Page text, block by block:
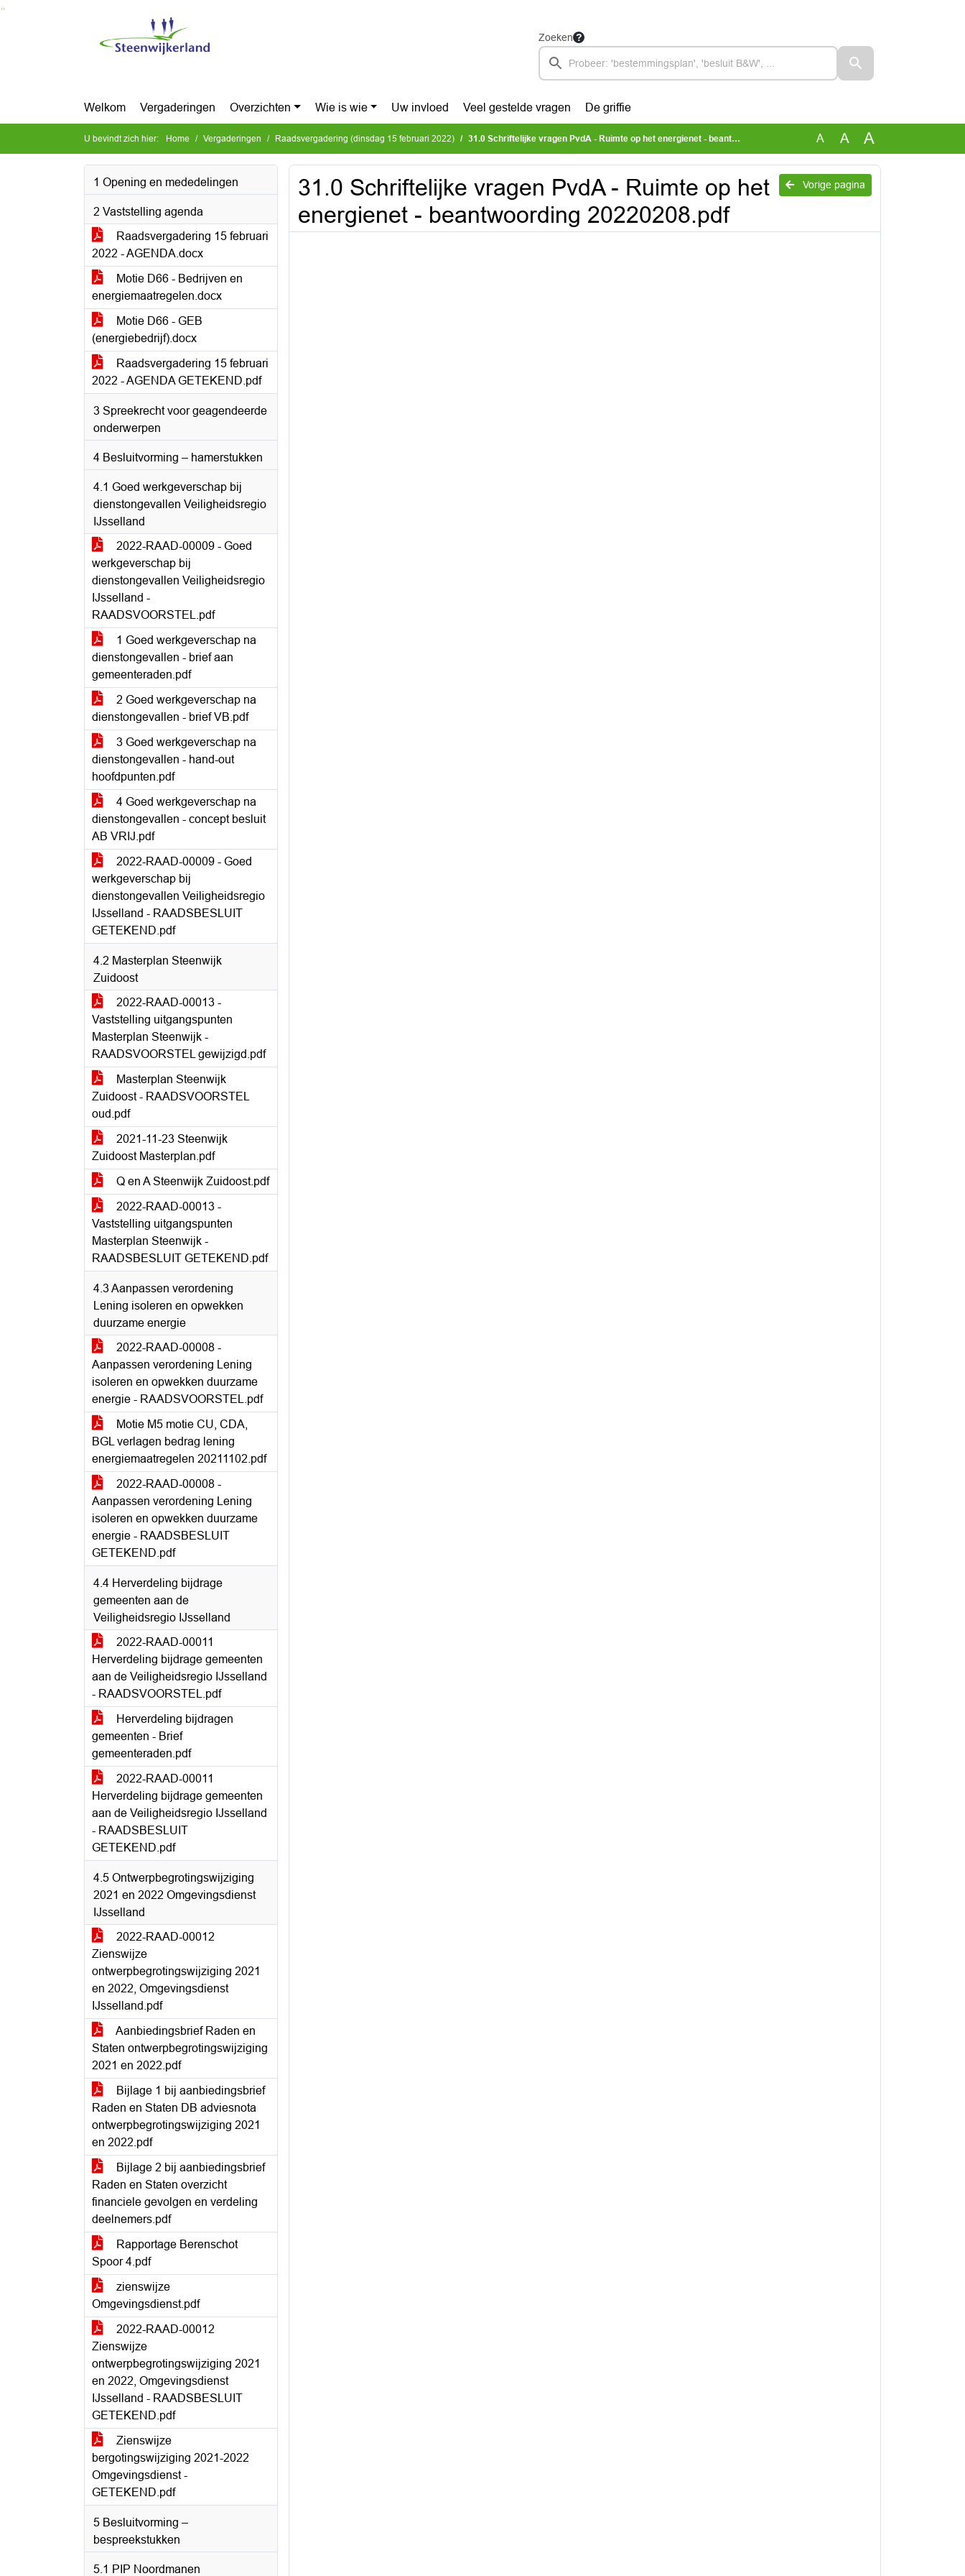
Ga naar de inhoud van deze pagina
Zoeken
Welkom Vergaderingen Overzichten Wie is wie Uw invloed Veel gestelde vragen De griffie
U bevindt zich hier: Home Vergaderingen Raadsvergadering (dinsdag 15 februari 2022) 31.0 Schriftelijke vragen PvdA - Ruimte op het energienet - beantwoording 20220208.pdf A A A
1 Opening en mededelingen
2 Vaststelling agenda
Raadsvergadering 15 februari
2022 - AGENDA.docx
Motie D66 - Bedrijven en
energiemaatregelen.docx
Motie D66 - GEB
(energiebedrijf).docx
Raadsvergadering 15 februari
2022 - AGENDA GETEKEND.pdf
3 Spreekrecht voor geagendeerde
onderwerpen
4 Besluitvorming – hamerstukken
4.1 Goed werkgeverschap bij
dienstongevallen Veiligheidsregio
IJsselland
2022-RAAD-00009 - Goed
werkgeverschap bij
dienstongevallen Veiligheidsregio
IJsselland -
RAADSVOORSTEL.pdf
1 Goed werkgeverschap na
dienstongevallen - brief aan
gemeenteraden.pdf
2 Goed werkgeverschap na
dienstongevallen - brief VB.pdf
3 Goed werkgeverschap na
dienstongevallen - hand-out
hoofdpunten.pdf
4 Goed werkgeverschap na
dienstongevallen - concept besluit
AB VRIJ.pdf
2022-RAAD-00009 - Goed
werkgeverschap bij
dienstongevallen Veiligheidsregio
IJsselland - RAADSBESLUIT
GETEKEND.pdf
4.2 Masterplan Steenwijk
Zuidoost
2022-RAAD-00013 -
Vaststelling uitgangspunten
Masterplan Steenwijk -
RAADSVOORSTEL gewijzigd.pdf
Masterplan Steenwijk
Zuidoost - RAADSVOORSTEL
oud.pdf
2021-11-23 Steenwijk
Zuidoost Masterplan.pdf
Q en A Steenwijk Zuidoost.pdf
2022-RAAD-00013 -
Vaststelling uitgangspunten
Masterplan Steenwijk -
RAADSBESLUIT GETEKEND.pdf
4.3 Aanpassen verordening
Lening isoleren en opwekken
duurzame energie
2022-RAAD-00008 -
Aanpassen verordening Lening
isoleren en opwekken duurzame
energie - RAADSVOORSTEL.pdf
Motie M5 motie CU, CDA,
BGL verlagen bedrag lening
energiemaatregelen 20211102.pdf
2022-RAAD-00008 -
Aanpassen verordening Lening
isoleren en opwekken duurzame
energie - RAADSBESLUIT
GETEKEND.pdf
4.4 Herverdeling bijdrage
gemeenten aan de
Veiligheidsregio IJsselland
2022-RAAD-00011
Herverdeling bijdrage gemeenten
aan de Veiligheidsregio IJsselland
- RAADSVOORSTEL.pdf
Herverdeling bijdragen
gemeenten - Brief
gemeenteraden.pdf
2022-RAAD-00011
Herverdeling bijdrage gemeenten
aan de Veiligheidsregio IJsselland
- RAADSBESLUIT
GETEKEND.pdf
4.5 Ontwerpbegrotingswijziging
2021 en 2022 Omgevingsdienst
IJsselland
2022-RAAD-00012
Zienswijze
ontwerpbegrotingswijziging 2021
en 2022, Omgevingsdienst
IJsselland.pdf
Aanbiedingsbrief Raden en
Staten ontwerpbegrotingswijziging
2021 en 2022.pdf
Bijlage 1 bij aanbiedingsbrief
Raden en Staten DB adviesnota
ontwerpbegrotingswijziging 2021
en 2022.pdf
Bijlage 2 bij aanbiedingsbrief
Raden en Staten overzicht
financiele gevolgen en verdeling
deelnemers.pdf
Rapportage Berenschot
Spoor 4.pdf
zienswijze
Omgevingsdienst.pdf
2022-RAAD-00012
Zienswijze
ontwerpbegrotingswijziging 2021
en 2022, Omgevingsdienst
IJsselland - RAADSBESLUIT
GETEKEND.pdf
Zienswijze
bergotingswijziging 2021-2022
Omgevingsdienst -
GETEKEND.pdf
5 Besluitvorming –
bespreekstukken
5.1 PIP Noordmanen
Vorige pagina
31.0 Schriftelijke vragen PvdA - Ruimte op het
energienet - beantwoording 20220208.pdf